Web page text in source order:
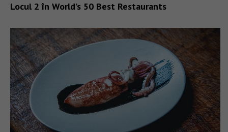
Locul 2 în World’s 50 Best Restaurants